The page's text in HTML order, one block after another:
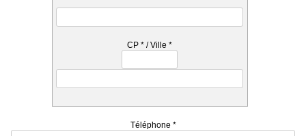
CP * / Ville *
Téléphone *